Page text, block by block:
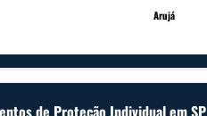
Arujá
de Proteção Individual em SP